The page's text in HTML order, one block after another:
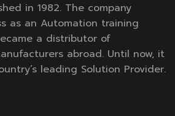
in 1982. The company
as an Automation training
a distributor of
abroad. Until now, it
leading Solution Provider.